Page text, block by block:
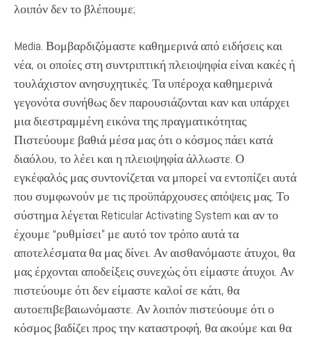
λοιπόν δεν το βλέπουμε;
Media. Βομβαρδιζόμαστε καθημερινά από ειδήσεις και
νέα, οι οποίες στη συντριπτική πλειοψηφία είναι κακές ή
τουλάχιστον ανησυχητικές. Τα υπέροχα καθημερινά
γεγονότα συνήθως δεν παρουσιάζονται καν και υπάρχει
μια διεστραμμένη εικόνα της πραγματικότητας
Πιστεύουμε βαθιά μέσα μας ότι ο κόσμος πάει κατά
διαόλου, το λέει και η πλειοψηφία άλλωστε. Ο
εγκέφαλός μας συντονίζεται να μπορεί να εντοπίζει αυτά
που συμφωνούν με τις προϋπάρχουσες απόψεις μας. Το
σύστημα λέγεται Reticular Activating System και αν το
έχουμε “ρυθμίσει” με αυτό τον τρόπο αυτά τα
αποτελέσματα θα μας δίνει. Αν αισθανόμαστε άτυχοι, θα
μας έρχονται αποδείξεις συνεχώς ότι είμαστε άτυχοι. Αν
πιστεύουμε ότι δεν είμαστε καλοί σε κάτι, θα
αυτοεπιβεβαιωνόμαστε. Αν λοιπόν πιστεύουμε ότι ο
κόσμος βαδίζει προς την καταστροφή, θα ακούμε και θα